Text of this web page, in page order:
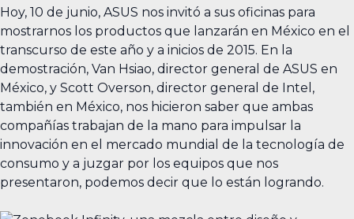
Hoy, 10 de junio, ASUS nos invitó a sus oficinas para
mostrarnos los productos que lanzarán en México en el
transcurso de este año y a inicios de 2015. En la
demostración, Van Hsiao, director general de ASUS en
México, y Scott Overson, director general de Intel,
también en México, nos hicieron saber que ambas
compañías trabajan de la mano para impulsar la
innovación en el mercado mundial de la tecnología de
consumo y a juzgar por los equipos que nos
presentaron, podemos decir que lo están logrando.